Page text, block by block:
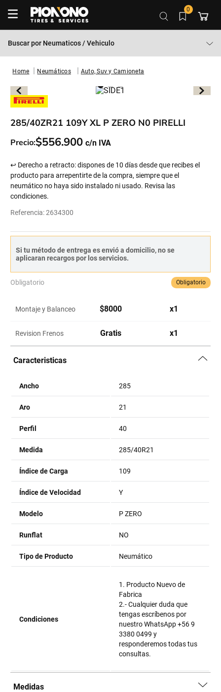
0
Buscar por Neumaticos / Vehiculo
Neumáticos Auto, Suv y Camioneta
285/40ZR21 109Y XL P ZERO N0 PIRELLI
Precio:$556.900
↩ Derecho a retracto: dispones de 10 días desde que recibes el
producto para arrepentirte de la compra, siempre que el
neumático no haya sido instalado ni usado. Revisa las
condiciones.
Referencia:2634300
Si tu método de entrega es envió a domicilio, no se
aplicaran recargos por los servicios.
Obligatorio Obligatorio
Montaje y Balanceo $8000 x1
Revision Frenos Gratis x1
Caracteristicas
Ancho 285
Aro 21
Perfil 40
Medida 285/40R21
Índice de Carga 109
Índice de Velocidad Y
Modelo P ZERO
Runflat NO
Tipo de Producto Neumático
Condiciones
1. Producto Nuevo de
Fabrica
2.- Cualquier duda que
tengas escríbenos por
nuestro WhatsApp +56 9
3380 0499 y
responderemos todas tus
consultas.
Medidas